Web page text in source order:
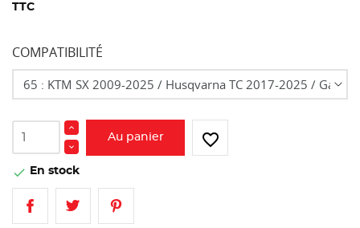
TTC
COMPATIBILITÉ
Au panier favorite_border
 En stock